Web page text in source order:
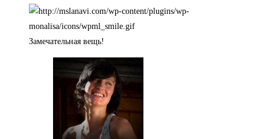
Замечательная вещь!